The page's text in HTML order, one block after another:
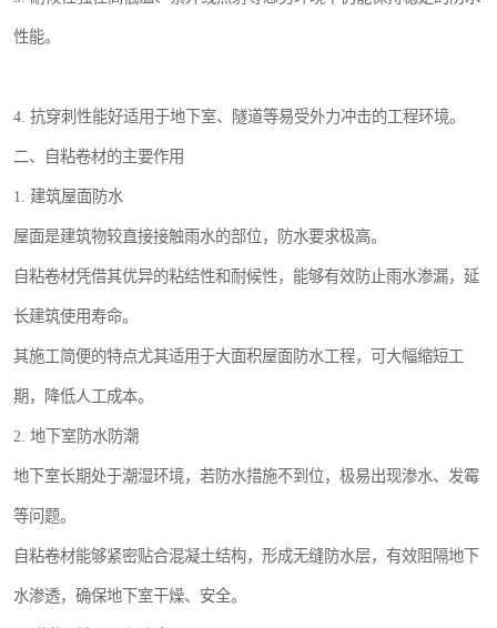
性能。
4. 抗穿刺性能好适用于地下室、隧道等易受外力冲击的工程环境。
二、自粘卷材的主要作用
1. 建筑屋面防水
屋面是建筑物较直接接触雨水的部位，防水要求极高。
自粘卷材凭借其优异的粘结性和耐候性，能够有效防止雨水渗漏，延
长建筑使用寿命。
其施工简便的特点尤其适用于大面积屋面防水工程，可大幅缩短工
期，降低人工成本。
2. 地下室防水防潮
地下室长期处于潮湿环境，若防水措施不到位，极易出现渗水、发霉
等问题。
自粘卷材能够紧密贴合混凝土结构，形成无缝防水层，有效阻隔地下
水渗透，确保地下室干燥、安全。